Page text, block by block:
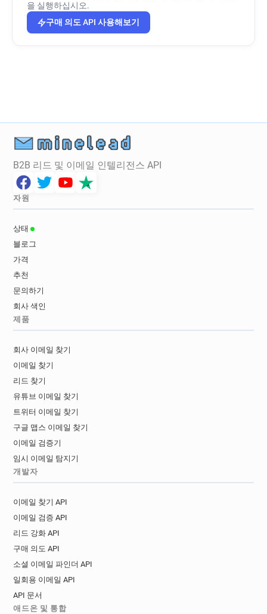
을 실행하십시오.
구매 의도 API 사용해보기
B2B 리드 및 이메일 인텔리전스 API
자원
상태
블로그
가격
추천
문의하기
회사 색인
제품
회사 이메일 찾기
이메일 찾기
리드 찾기
유튜브 이메일 찾기
트위터 이메일 찾기
구글 맵스 이메일 찾기
이메일 검증기
임시 이메일 탐지기
개발자
이메일 찾기 API
이메일 검증 API
리드 강화 API
구매 의도 API
소셜 이메일 파인더 API
일회용 이메일 API
API 문서
애드온 및 통합